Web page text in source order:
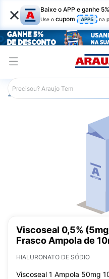
× Baixe o APP e ganhe
Use o cupom APP5 na
Araujo Medicamentos
Viscoseal 0,5%
Frasco Ampola de
HIALURONATO DE SÓDIO
Viscoseal 1 Ampola 50mg